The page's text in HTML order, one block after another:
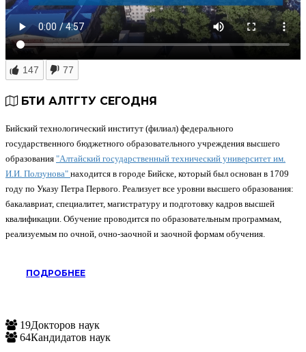
147 77
БТИ АЛТГТУ СЕГОДНЯ
Бийский технологический институт (филиал) федерального
государственного бюджетного образовательного учреждения высшего
образования "Алтайский государственный технический университет им.
И.И. Ползунова" находится в городе Бийске, который был основан в 1709
году по Указу Петра Первого. Реализует все уровни высшего образования:
бакалавриат, специалитет, магистратуру и подготовку кадров высшей
квалификации. Обучение проводится по образовательным программам,
реализуемым по очной, очно-заочной и заочной формам обучения.
ПОДРОБНЕЕ
19Докторов наук
64Кандидатов наук